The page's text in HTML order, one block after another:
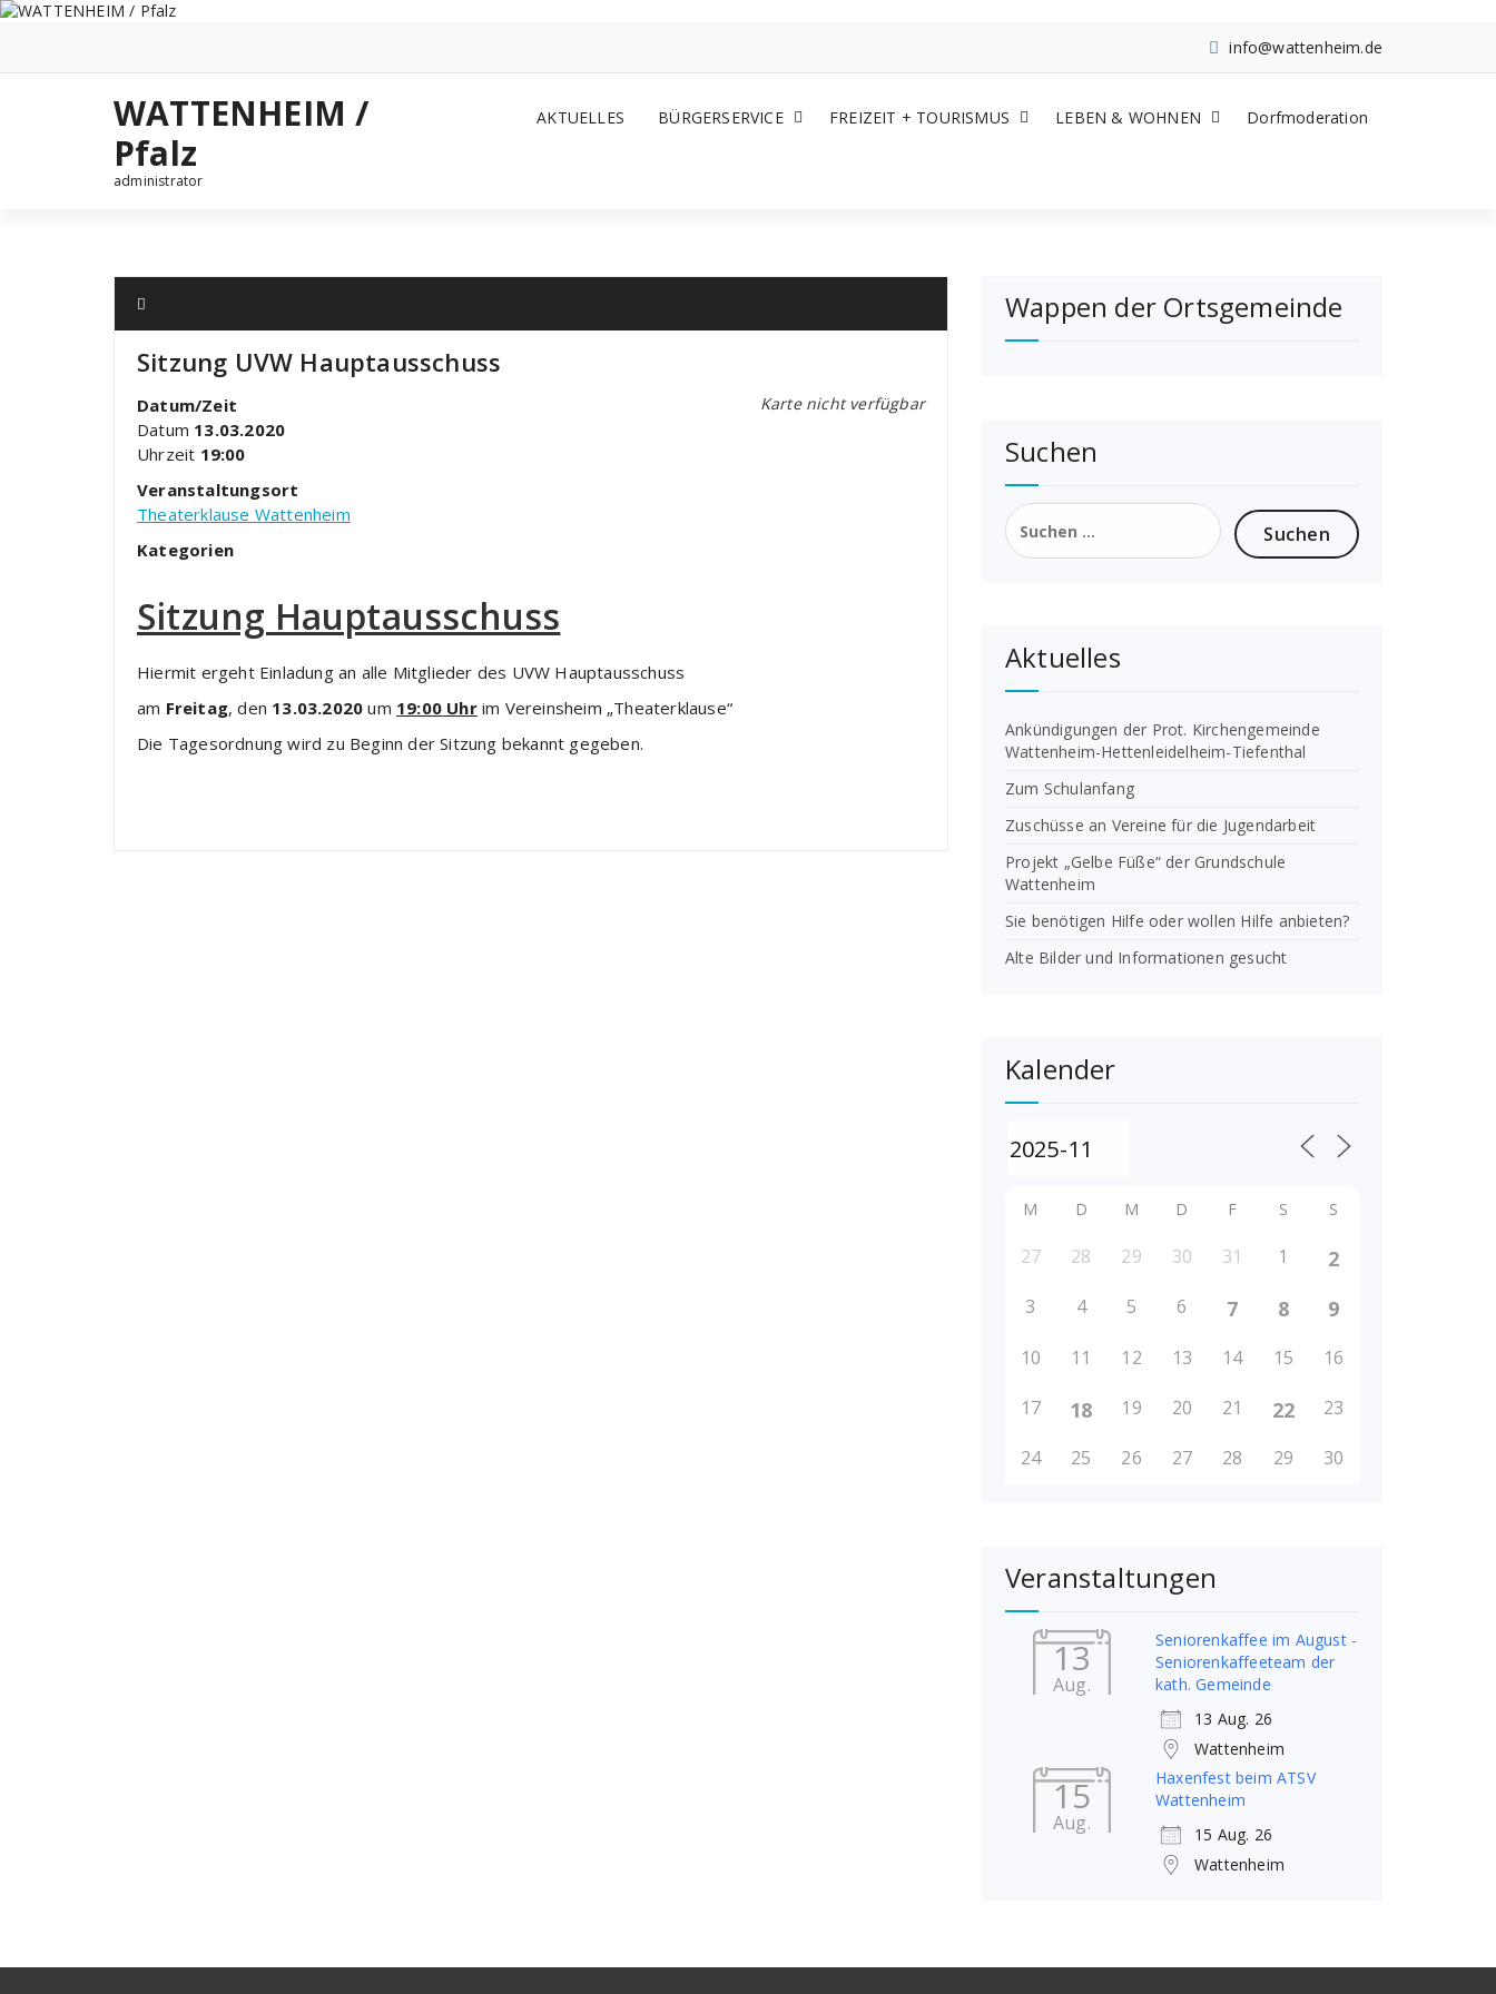
Zum
info@wattenheim.de
WATTENHEIM /
Pfalz
administrator
AKTUELLES BÜRGERSERVICE FREIZEIT + TOURISMUS LEBEN & WOHNEN Dorfmoderation
Sitzung UVW Hauptausschuss
Karte nicht verfügbar
Datum/Zeit
Datum 13.03.2020
Uhrzeit 19:00
Veranstaltungsort
Theaterklause Wattenheim
Kategorien
Sitzung Hauptausschuss
Hiermit ergeht Einladung an alle Mitglieder des UVW Hauptausschuss
am Freitag, den 13.03.2020 um 19:00 Uhrim Vereinsheim „Theaterklause“
Die Tagesordnung wird zu Beginn der Sitzung bekannt gegeben.
Wappen der Ortsgemeinde
Suchen
Suchen
nach:
Aktuelles
Ankündigungen der Prot. Kirchengemeinde
Wattenheim-Hettenleidelheim-Tiefenthal
Zum Schulanfang
Zuschüsse an Vereine für die Jugendarbeit
Projekt „Gelbe Füße“ der Grundschule
Wattenheim
Sie benötigen Hilfe oder wollen Hilfe anbieten?
Alte Bilder und Informationen gesucht
Kalender
M D M D F S S
27 28 29 30 31 1 2
3 4 5 6 7 8 9
10 11 12 13 14 15 16
17 18 19 20 21 22 23
24 25 26 27 28 29 30
Veranstaltungen
13
Aug.
Seniorenkaffee im August -
Seniorenkaffeeteam der
kath. Gemeinde
13 Aug. 26
Wattenheim
15
Aug.
Haxenfest beim ATSV
Wattenheim
15 Aug. 26
Wattenheim